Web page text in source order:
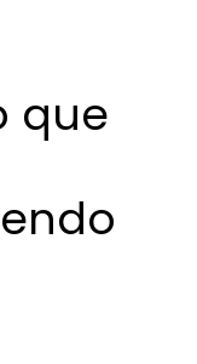
que